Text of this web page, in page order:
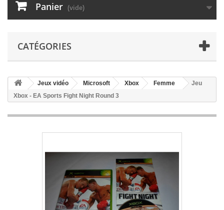
Panier (vide)
CATÉGORIES
Jeux vidéo Microsoft Xbox Femme
Jeu
Xbox - EA Sports Fight Night Round 3